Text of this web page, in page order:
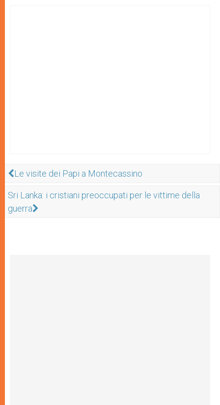
Le visite dei Papi a Montecassino
Sri Lanka: i cristiani preoccupati per le vittime della
guerra